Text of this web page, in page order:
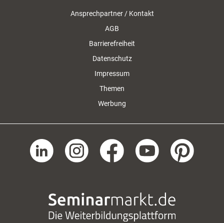
Ansprechpartner / Kontakt
AGB
Barrierefreiheit
Datenschutz
Impressum
Themen
Werbung